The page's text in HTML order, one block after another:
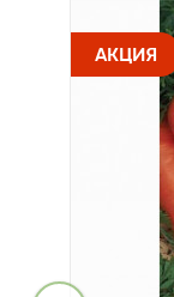
АКЦИЯ